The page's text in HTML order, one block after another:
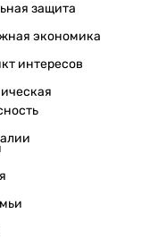
защита
экономика
интересов